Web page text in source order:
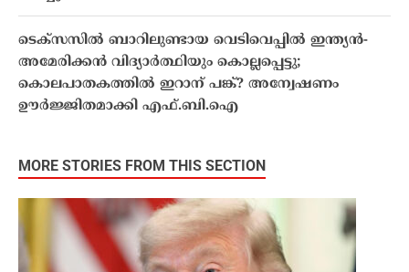
ടെക്സസിൽ ബാറിലുണ്ടായ വെടിവെപ്പിൽ ഇന്ത്യൻ-
അമേരിക്കൻ വിദ്യാർത്ഥിയും കൊല്ലപ്പെട്ടു;
കൊലപാതകത്തിൽ ഇറാന് പങ്ക്? അന്വേഷണം
ഊർജ്ജിതമാക്കി എഫ്.ബി.ഐ
MORE STORIES FROM THIS SECTION